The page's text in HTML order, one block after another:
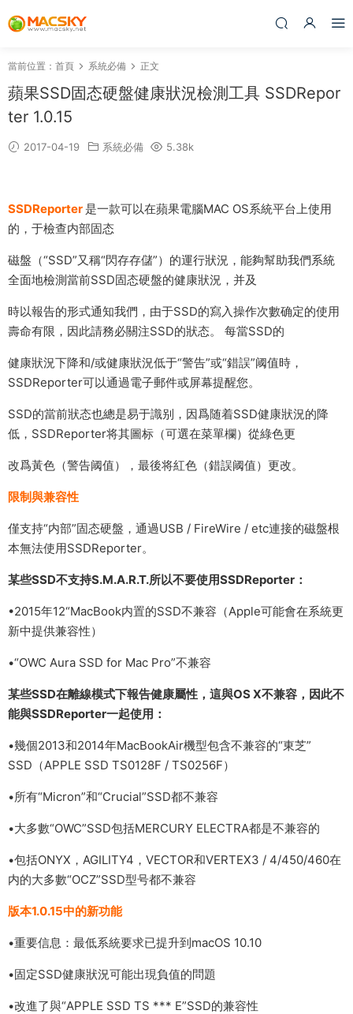
當前位置： 首頁 系統必備 正文
蘋果SSD固态硬盤健康狀況檢測工具 SSDRepor
ter 1.0.15
2017-04-19 系統必備 5.38k
SSDReporter 是一款可以在蘋果電腦MAC OS系統平台上使用
的，于檢查内部固态
磁盤（“SSD”又稱“閃存存儲”）的運行狀況，能夠幫助我們系統
全面地檢測當前SSD固态硬盤的健康狀況，并及
時以報告的形式通知我們，由于SSD的寫入操作次數确定的使用
壽命有限，因此請務必關注SSD的狀态。 每當SSD的
健康狀況下降和/或健康狀況低于“警告”或“錯誤”阈值時，
SSDReporter可以通過電子郵件或屏幕提醒您。
SSD的當前狀态也總是易于識别，因爲随着SSD健康狀況的降
低，SSDReporter将其圖标（可選在菜單欄）從綠色更
改爲黃色（警告阈值），最後将紅色（錯誤阈值）更改。
限制與兼容性
僅支持“内部”固态硬盤，通過USB / FireWire / etc連接的磁盤根
本無法使用SSDReporter。
某些SSD不支持S.M.A.R.T.所以不要使用SSDReporter：
•2015年12“MacBook内置的SSD不兼容（Apple可能會在系統更
新中提供兼容性）
•“OWC Aura SSD for Mac Pro”不兼容
某些SSD在離線模式下報告健康屬性，這與OS X不兼容，因此不
能與SSDReporter一起使用：
•幾個2013和2014年MacBookAir機型包含不兼容的“東芝”
SSD（APPLE SSD TS0128F / TS0256F）
•所有“Micron”和“Crucial”SSD都不兼容
•大多數“OWC”SSD包括MERCURY ELECTRA都是不兼容的
•包括ONYX，AGILITY4，VECTOR和VERTEX3 / 4/450/460在
内的大多數“OCZ”SSD型号都不兼容
版本1.0.15中的新功能
•重要信息：最低系統要求已提升到macOS 10.10
•固定SSD健康狀況可能出現負值的問題
•改進了與“APPLE SSD TS *** E”SSD的兼容性